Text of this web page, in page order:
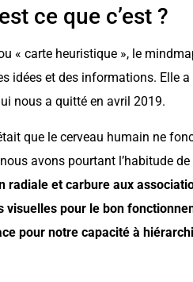
ce que c’est ?
« carte heuristique », le
idées et des informations. Elle
nous a quitté en avril 2019.
que le cerveau humain ne
avons pourtant l’habitude de
et carbure aux
visuelles pour le bon
pour notre capacité à